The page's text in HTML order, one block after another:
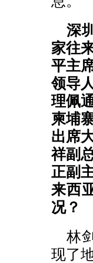
深
家往
平主
领导
理佩
柬埔
出席
祥副
正副
来西
况？
林
现了